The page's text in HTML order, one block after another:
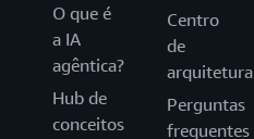
O que é
a IA
agêntica?
Hub de
conceitos
Centro
de
arquitetura
Perguntas
frequentes